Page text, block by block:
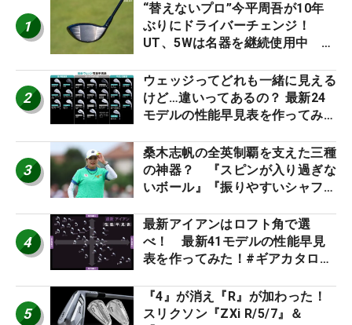
1
“替えないプロ”今平周吾が10年
ぶりにドライバーチェンジ！
UT、5Wは名器を継続使用中 #
2
ウェッジってどれも一緒に見える
けど…違いってあるの？ 最新24
モデルの性能早見表を作ってみ
3
桑木志帆の全英制覇を支えた三種
の神器？ 『スピンが入り過ぎな
いボール』『振りやすいシャフ
ー』 #女子プロセッティング
4
最新アイアンはロフト角で選
べ！ 最新41モデルの性能早見
表を作ってみた！#ギアカタログ
5
『4』が消え『R』が加わった！
スリクソン『ZXi R/5/7』＆